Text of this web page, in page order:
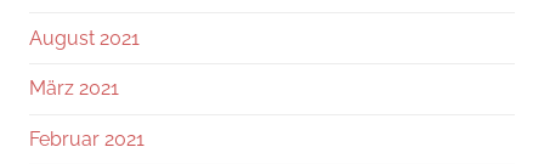
August 2021
März 2021
Februar 2021